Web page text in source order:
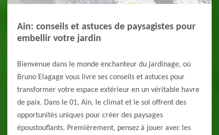
Ain: conseils et astuces de paysagistes pour
embellir votre jardin
Bienvenue dans le monde enchanteur du jardinage, où
Bruno Elagage vous livre ses conseils et astuces pour
transformer votre espace extérieur en un véritable havre
de paix. Dans le 01, Ain, le climat et le sol offrent des
opportunités uniques pour créer des paysages
époustouflants. Premièrement, pensez à jouer avec les